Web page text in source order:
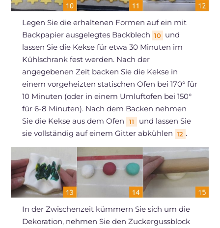
Legen Sie die erhaltenen Formen auf ein mit
Backpapier ausgelegtes Backblech 10 und
lassen Sie die Kekse für etwa 30 Minuten im
Kühlschrank fest werden. Nach der
angegebenen Zeit backen Sie die Kekse in
einem vorgeheizten statischen Ofen bei 170° für
10 Minuten (oder in einem Umluftofen bei 150°
für 6-8 Minuten). Nach dem Backen nehmen
Sie die Kekse aus dem Ofen
11
und lassen Sie
sie vollständig auf einem Gitter abkühlen 12 .
In der Zwischenzeit kümmern Sie sich um die
Dekoration, nehmen Sie den Zuckergussblock